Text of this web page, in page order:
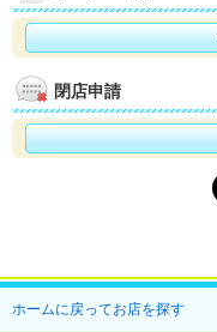
閉店申請
ホームに戻ってお店を探す